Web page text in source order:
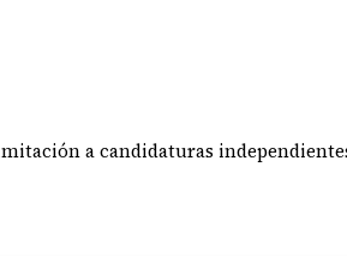
a candidaturas independientes,